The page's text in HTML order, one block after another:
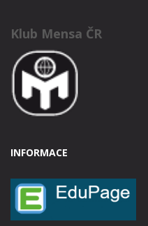
Klub Mensa ČR
INFORMACE